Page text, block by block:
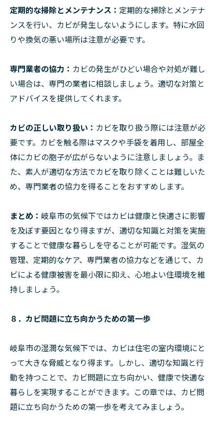
定期的な掃除とメンテナンス： 定期的な掃除とメンテナ
ンスを行い、カビが発生しないようにします。特に水回
りや換気の悪い場所は注意が必要です。
専門業者の協力： カビの発生がひどい場合や対処が難し
い場合は、専門の業者に相談しましょう。適切な対策と
アドバイスを提供してくれます。
カビの正しい取り扱い： カビを取り扱う際には注意が必
要です。カビを触る際はマスクや手袋を着用し、部屋全
体にカビの胞子が広がらないように注意しましょう。ま
た、素人が適切な方法でカビを取り除くことは難しいた
め、専門業者の協力を得ることをおすすめします。
まとめ： 岐阜市の気候下ではカビは健康と快適さに影響
を及ぼす要因となり得ますが、適切な知識と対策を実施
することで健康な暮らしを守ることが可能です。湿気の
管理、定期的なケア、専門業者の協力などを通じて、カ
ビによる健康被害を最小限に抑え、心地よい住環境を維
持しましょう。
８．カビ問題に立ち向かうための第一歩
岐阜市の湿潤な気候下では、カビは住宅の室内環境にと
って大きな脅威となり得ます。しかし、適切な知識と行
動を持つことで、カビ問題に立ち向かい、健康で快適な
暮らしを実現することができます。この章では、カビ問
題に立ち向かうための第一歩を考えてみましょう。